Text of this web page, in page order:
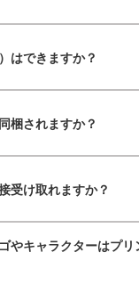
はできますか？
梱されますか？
受け取れますか？
やキャラクターはプ